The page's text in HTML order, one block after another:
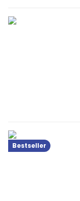
Bestseller